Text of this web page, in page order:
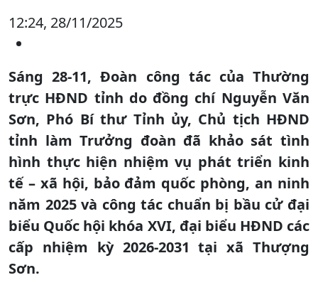
12:24, 28/11/2025
Sáng 28-11, Đoàn công tác của Thường
trực HĐND tỉnh do đồng chí Nguyễn Văn
Sơn, Phó Bí thư Tỉnh ủy, Chủ tịch HĐND
tỉnh làm Trưởng đoàn đã khảo sát tình
hình thực hiện nhiệm vụ phát triển kinh
tế – xã hội, bảo đảm quốc phòng, an ninh
năm 2025 và công tác chuẩn bị bầu cử đại
biểu Quốc hội khóa XVI, đại biểu HĐND các
cấp nhiệm kỳ 2026-2031 tại xã Thượng
Sơn.